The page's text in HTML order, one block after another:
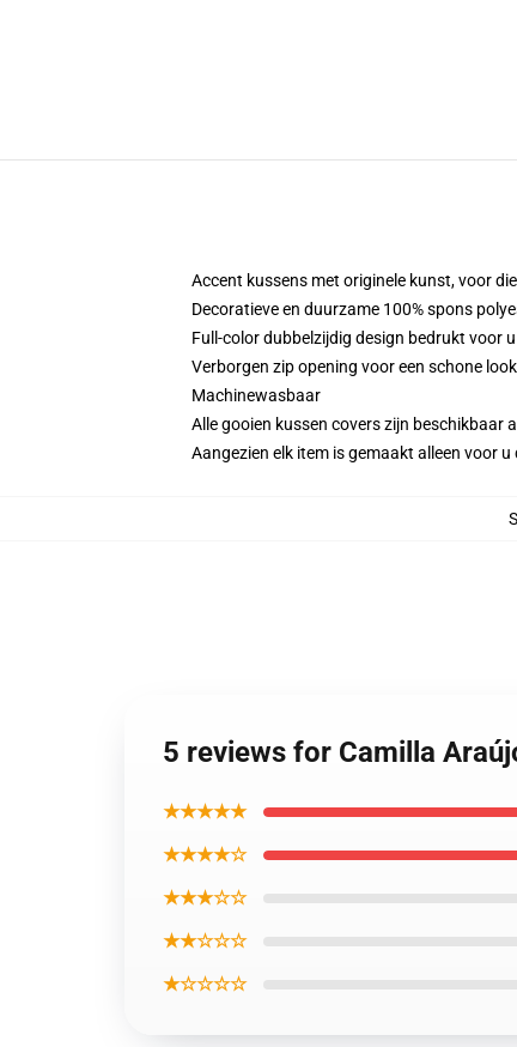
Accent kussens met originele kunst, voor
Decoratieve en duurzame 100% spons
Full-color dubbelzijdig design bedrukt voor
Verborgen zip opening voor een schone
Machinewasbaar
Alle gooien kussen covers zijn beschikbaar
Aangezien elk item is gemaakt alleen voor
5 reviews for Camilla
★★★★★
★★★★☆
★★★☆☆
★★☆☆☆
★☆☆☆☆